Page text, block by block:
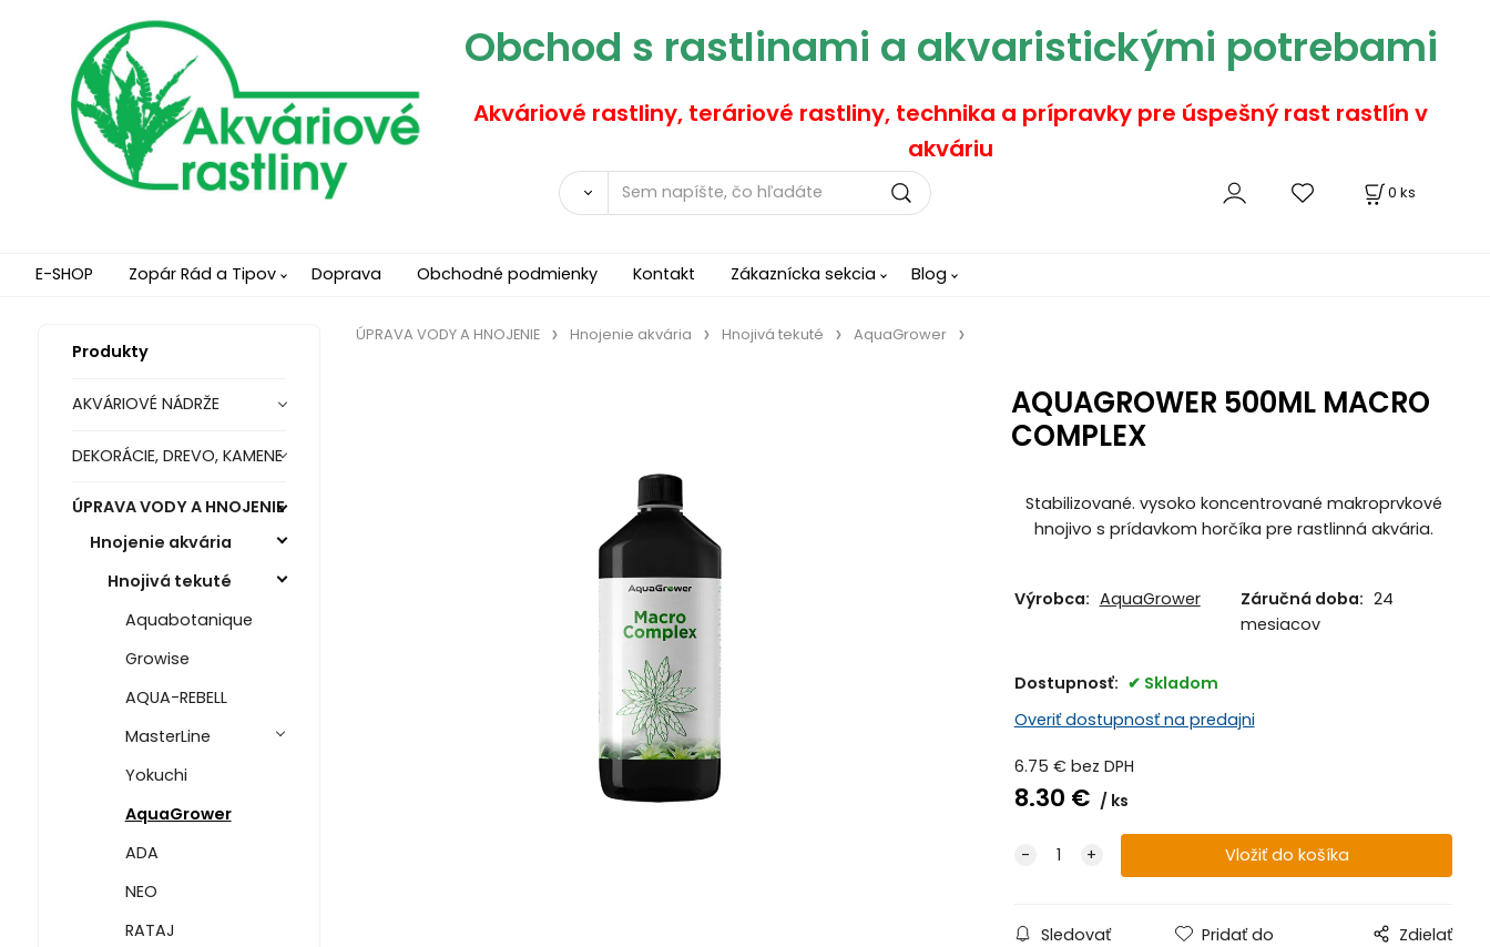
Obchod s rastlinami a akvaristickými potrebami
Akváriové rastliny, teráriové rastliny, technika a prípravky pre úspešný rast rastlín v
akváriu
0 ks
E-SHOP Zopár Rád a Tipov Doprava Obchodné podmienky Kontakt Zákaznícka sekcia Blog
Produkty
AKVÁRIOVÉ NÁDRŽE
DEKORÁCIE, DREVO, KAMENE
ÚPRAVA VODY A HNOJENIE
Hnojenie akvária
Hnojivá tekuté
Aquabotanique
Growise
AQUA-REBELL
MasterLine
Yokuchi
AquaGrower
ADA
NEO
RATAJ
ÚPRAVA VODY A HNOJENIE Hnojenie akvária Hnojivá tekuté AquaGrower
AQUAGROWER 500ML MACRO
COMPLEX
Stabilizované. vysoko koncentrované makroprvkové
hnojivo s prídavkom horčíka pre rastlinná akvária.
Výrobca: AquaGrower Záručná doba: 24
mesiacov
Dostupnosť:
Skladom
Overiť dostupnosť na predajni
6.75 € bez DPH
8.30 € ks
Sledovať
Pridať do
Zdielať